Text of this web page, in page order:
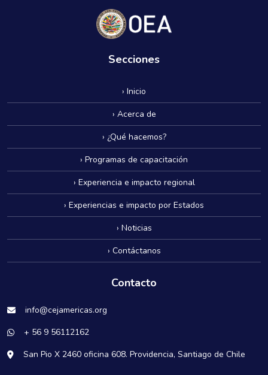
Secciones
› Inicio
› Acerca de
› ¿Qué hacemos?
› Programas de capacitación
› Experiencia e impacto regional
› Experiencias e impacto por Estados
› Noticias
› Contáctanos
Contacto
info@cejamericas.org
+ 56 9 56112162
San Pio X 2460 oficina 608. Providencia, Santiago de Chile